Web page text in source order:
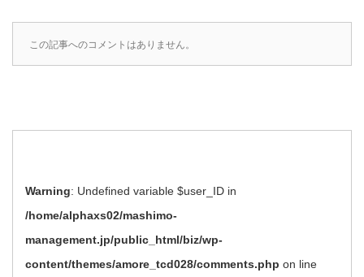
この記事へのコメントはありません。
Warning
: Undefined variable $user_ID in
/home/alphaxs02/mashimo-
management.jp/public_html/biz/wp-
content/themes/amore_tcd028/comments.php on line